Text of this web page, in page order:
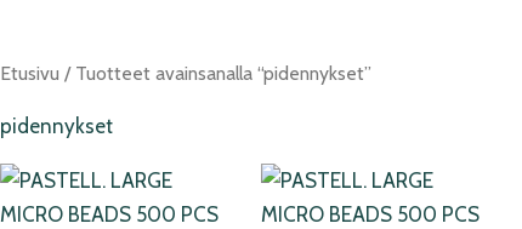
Etusivu / Tuotteet avainsanalla “pidennykset”
pidennykset